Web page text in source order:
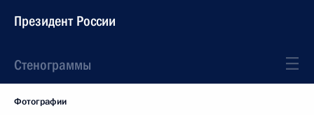
Президент России
Стенограммы
Фотографии